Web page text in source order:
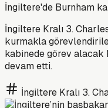
İngiltere'de Burnham
İngiltere Kralı 3.
kurmakla
kabinede görev alacak
devam etti.
İngiltere Kralı 3.